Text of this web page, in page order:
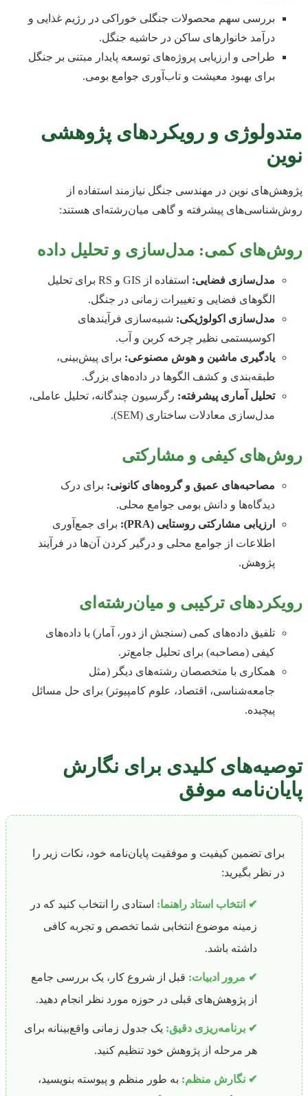
بررسی سهم محصولات جنگلی خوراکی در رژیم غذایی و
درآمد خانوارهای ساکن در حاشیه جنگل.
طراحی و ارزیابی پروژه‌های توسعه پایدار مبتنی بر جنگل
برای بهبود معیشت و تاب‌آوری جوامع بومی.
متدولوژی و رویکردهای پژوهشی
نوین
پژوهش‌های نوین در مهندسی جنگل نیازمند استفاده از
روش‌شناسی‌های پیشرفته و گاهی میان‌رشته‌ای هستند:
روش‌های کمی: مدل‌سازی و تحلیل داده
مدل‌سازی فضایی:
استفاده از GIS و RS برای تحلیل
الگوهای فضایی و تغییرات زمانی در جنگل.
مدل‌سازی اکولوژیکی: شبیه‌سازی فرآیندهای
اکوسیستمی نظیر چرخه کربن و آب.
یادگیری ماشین و هوش مصنوعی: برای پیش‌بینی،
طبقه‌بندی و کشف الگوها در داده‌های بزرگ.
تحلیل آماری پیشرفته: رگرسیون چندگانه، تحلیل عاملی،
مدل‌سازی معادلات ساختاری (SEM).
روش‌های کیفی و مشارکتی
مصاحبه‌های عمیق و گروه‌های کانونی: برای درک
دیدگاه‌ها و دانش بومی جوامع محلی.
ارزیابی مشارکتی روستایی (PRA):
برای جمع‌آوری
اطلاعات از جوامع محلی و درگیر کردن آن‌ها در فرآیند
پژوهش.
رویکردهای ترکیبی و میان‌رشته‌ای
تلفیق داده‌های کمی (سنجش از دور، آمار) با داده‌های
کیفی (مصاحبه) برای تحلیل جامع‌تر.
همکاری با متخصصان رشته‌های دیگر (مثل
جامعه‌شناسی، اقتصاد، علوم کامپیوتر) برای حل مسائل
پیچیده.
توصیه‌های کلیدی برای نگارش
پایان‌نامه موفق
برای تضمین کیفیت و موفقیت پایان‌نامه خود، نکات زیر را
در نظر بگیرید:
✔ انتخاب استاد راهنما: استادی را انتخاب کنید که در
زمینه موضوع انتخابی شما تخصص و تجربه کافی
داشته باشد.
✔ مرور ادبیات: قبل از شروع کار، یک بررسی جامع
از پژوهش‌های قبلی در حوزه مورد نظر انجام دهید.
✔ برنامه‌ریزی دقیق: یک جدول زمانی واقع‌بینانه برای
هر مرحله از پژوهش خود تنظیم کنید.
✔ نگارش منظم: به طور منظم و پیوسته بنویسید،